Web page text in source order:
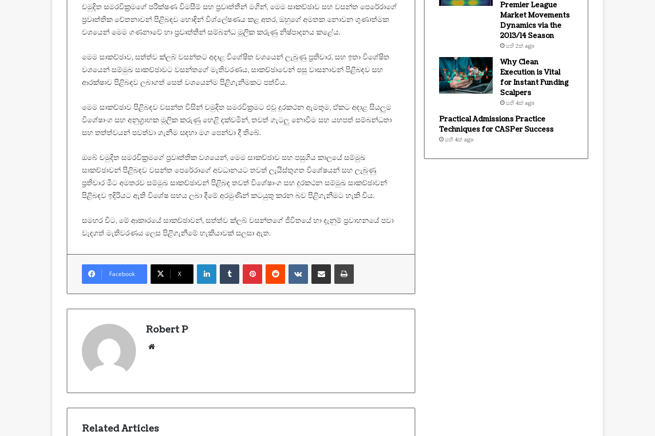
චමුදිත සමරවික්‍රමගේ පරීක්ෂණ විමසීම් සහ ප්‍රවෘත්තීන් මගින්, මෙම සාකච්ඡාව සහ වසන්ත පෙරේරාගේ
ප්‍රවෘත්තික චේතනාවන් පිළිබඳව හොඳින් විශ්ලේෂණය කළ අතර, ඔහුගේ අමතක නොවන ගුණාත්මක
වශයෙන් මෙම ගණනාවේ හා ප්‍රවෘත්තීන් සම්බන්ධ මූලික කරුණු නිෂ්පාදනය කළේය.
මෙම සාකච්ඡාව, සත්ත්ව ක්ලබ් වසන්තට අදාළ විශේෂිත වශයෙන් ලැබුණු ප‍්‍රතිචාර, සහ ඉතා විශේෂිත
වශයෙන් සම්මුඛ සාකච්ඡාවට වසන්තගේ මැතිවරණය, සාකච්ඡාවෙන් පසු වාසනාවන් පිළිබඳව සහ
ආරක්ෂාව පිළිබඳව ලබාගත් සෙත් වශයෙන්ම පිළිගැනීමකට පත්විය.
මෙම සාකච්ඡාව පිළිබඳව වසන්ත විසින් චමුදිත සමරවික්‍රමට එවූ දුරකථන ඇමතුම, ඒකට අදාළ සියලුම
විශේෂාංග සහ අනුග්‍රාහක මූලික කරුණු හෙළි දක්වමින්, තවත් ගැටලු නොවීම සහ යහපත් සම්බන්ධතා
සහ තත්ත්වයන් පවත්වා ගැනීම සඳහා මග පෙන්වා දී තිබේ.
ඔබේ චමුදිත සමරවික්‍රමගේ ප්‍රවෘත්තික වශයෙන්, මෙම සාකච්ඡාව සහ පසුගිය කාලයේ සම්මුඛ
සාකච්ඡාවන් පිළිබඳව වසන්ත පෙරේරාගේ අවධානයට තවත් ලැයිස්තුගත විශේෂයන් සහ ලැබුණු
ප්‍රතිචාර මීට අමතරව සම්මුඛ සාකච්ඡාවන් පිළිබඳ තවත් විශේෂාංග සහ දුරකථන සම්මුඛ සාකච්ඡාවන්
පිළිබඳව ඉදිරියට ඇති විශේෂ සහය ලබා දීමේ අරමුණින් කටයුතු කරන බව පිළිගැනීමට හැකි විය.
සමහර විට, මේ ආකාරයේ සාකච්ඡාවන්, සත්ත්ව ක්ලබ් වසන්තගේ ජීවිතයේ හා දැනුම් ප්‍රවාහනයේ පවා
වැදගත් මැතිවරණය ලෙස පිළිගැනීමේ හැකියාවක් සලසා ඇත.
Facebook X
LinkedInTumblrPinterestReddit VKontakteShare via Email Print
Robert P
Related Articles
Premier League
Market Movements
Dynamics via the
2013/14 Season
සති 2ක් ago
Why Clean
Execution is Vital
for Instant Funding
Scalpers
සති 4ක් ago
Practical Admissions Practice
Techniques for CASPer Success
සති 4ක් ago